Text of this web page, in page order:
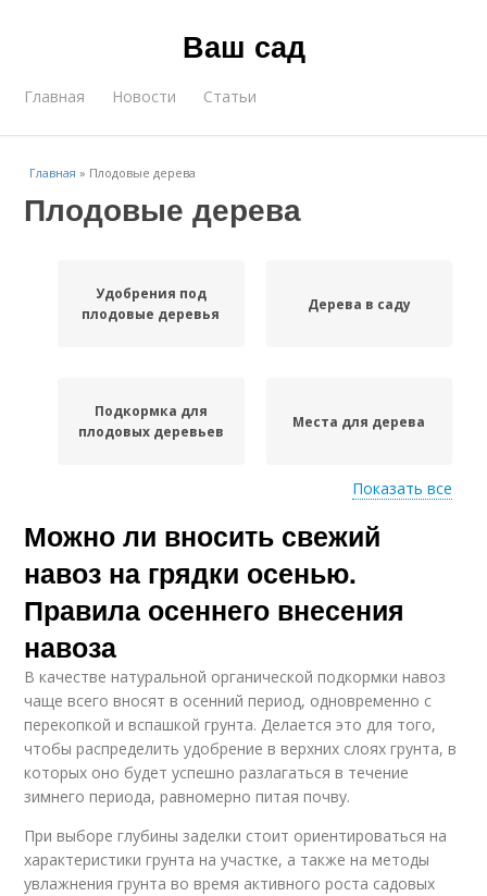
Ваш сад
Главная Новости Статьи
Главная » Плодовые дерева
Плодовые дерева
Удобрения под
плодовые деревья
Дерева в саду
Подкормка для
плодовых деревьев
Места для дерева
Расстояние между
деревьями
Расстояния между
деревьями
Плодовые растения
Показать все
Можно ли вносить свежий
навоз на грядки осенью.
Правила осеннего внесения
навоза
В качестве натуральной органической подкормки навоз
чаще всего вносят в осенний период, одновременно с
перекопкой и вспашкой грунта. Делается это для того,
чтобы распределить удобрение в верхних слоях грунта, в
которых оно будет успешно разлагаться в течение
зимнего периода, равномерно питая почву.
При выборе глубины заделки стоит ориентироваться на
характеристики грунта на участке, а также на методы
увлажнения грунта во время активного роста садовых